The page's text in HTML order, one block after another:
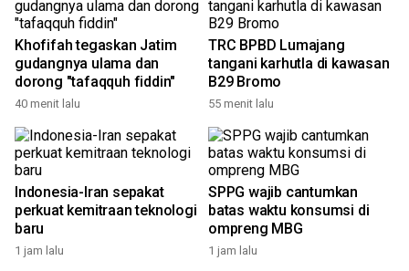
Khofifah tegaskan Jatim
gudangnya ulama dan
dorong "tafaqquh fiddin"
40 menit lalu
TRC BPBD Lumajang
tangani karhutla di kawasan
B29 Bromo
55 menit lalu
Indonesia-Iran sepakat
perkuat kemitraan teknologi
baru
1 jam lalu
SPPG wajib cantumkan
batas waktu konsumsi di
ompreng MBG
1 jam lalu